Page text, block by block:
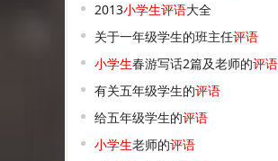
2013小学生评语大全
关于一年级学生的班主任评语
小学生春游写话2篇及老师的评语
有关五年级学生的评语
给五年级学生的评语
小学生老师的评语